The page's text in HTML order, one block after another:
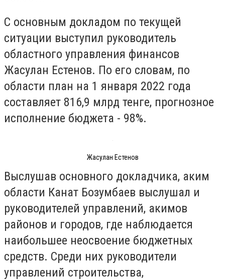
С основным докладом по текущей
ситуации выступил руководитель
областного управления финансов
Жасулан Естенов. По его словам, по
области план на 1 января 2022 года
составляет 816,9 млрд тенге, прогнозное
исполнение бюджета - 98%.
Жасулан Естенов
Выслушав основного докладчика, аким
области Канат Бозумбаев выслушал и
руководителей управлений, акимов
районов и городов, где наблюдается
наибольшее неосвоение бюджетных
средств. Среди них руководители
управлений строительства,